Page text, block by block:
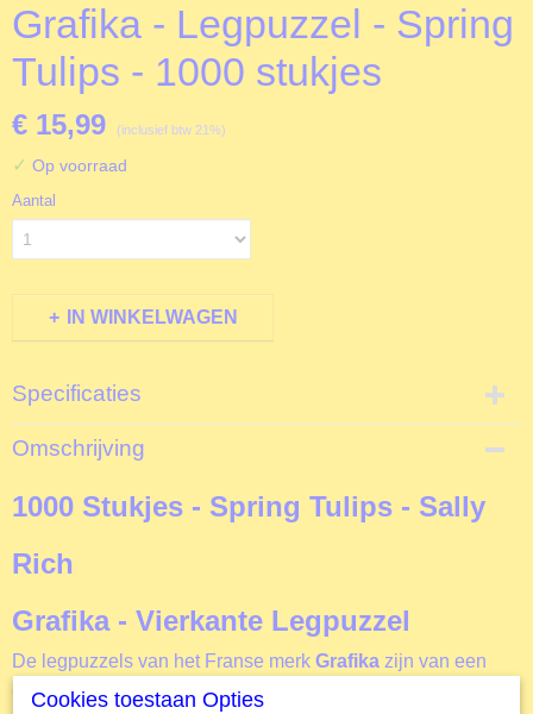
Grafika - Legpuzzel - Spring
Tulips - 1000 stukjes
€ 15,99 (inclusief btw 21%)
✓ Op voorraad
Aantal
IN WINKELWAGEN
Specificaties
Productcode
F02385
3663384523854
Grafika
68x48 cm
Omschrijving
1000 Stukjes - Spring Tulips - Sally
Rich
Grafika - Vierkante Legpuzzel
De legpuzzels van het Franse merk Grafika zijn van een
zeer goede kwaliteit.
Cookies toestaan Opties